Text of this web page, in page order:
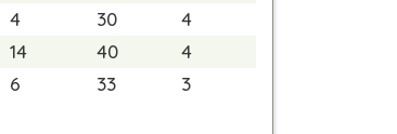
4 30
4
14 40
4
6 33 3